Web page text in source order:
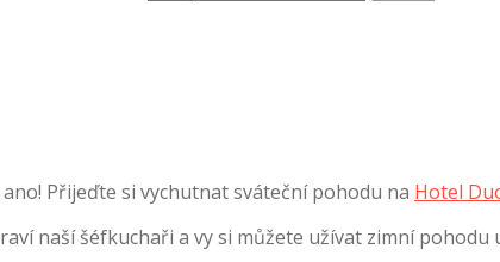
Přijeďte si vychutnat sváteční pohodu na Hotel
naší šéfkuchaři a vy si můžete užívat zimní